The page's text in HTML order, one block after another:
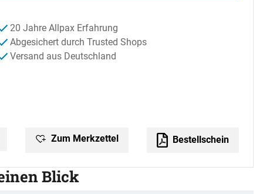
20 Jahre Allpax Erfahrung
Abgesichert durch Trusted Shops
Versand aus Deutschland
Zum Merkzettel Bestellschein
Blick